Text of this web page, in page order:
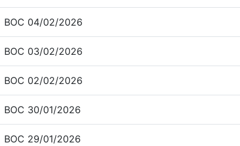
BOC 04/02/2026
BOC 03/02/2026
BOC 02/02/2026
BOC 30/01/2026
BOC 29/01/2026